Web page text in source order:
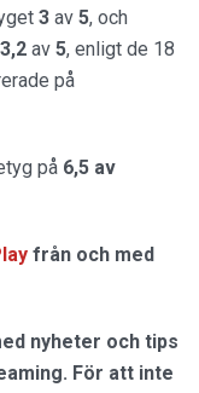
3 av 5, och
3,2 av 5, enligt de 18
på
på 6,5 av
från och med
nyheter och tips
För att inte